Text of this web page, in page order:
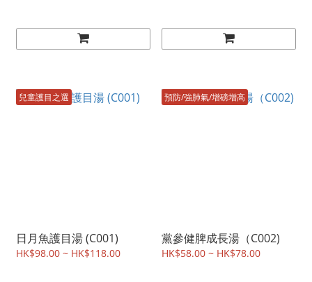
兒童護目之選
日月魚護目湯 (C001)
HK$98.00 ~ HK$118.00
預防/強肺氣/增磅增高
黨參健脾成長湯（C002)
HK$58.00 ~ HK$78.00